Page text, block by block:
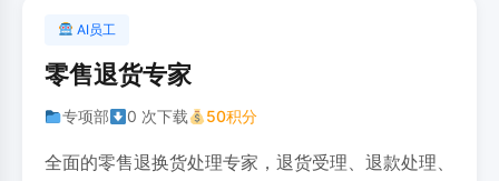
AI员工
零售退货专家
专项部 0 次下载 50积分
全面的零售退换货处理专家，退货受理、退款处理、